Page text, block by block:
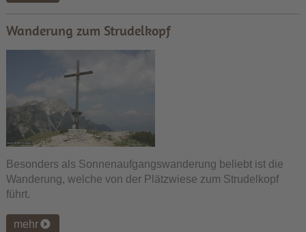
Wanderung zum Strudelkopf
Besonders als Sonnenaufgangswanderung beliebt ist die
Wanderung, welche von der Plätzwiese zum Strudelkopf
führt.
mehr